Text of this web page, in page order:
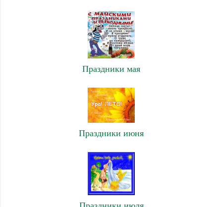
Праздники мая
Праздники июня